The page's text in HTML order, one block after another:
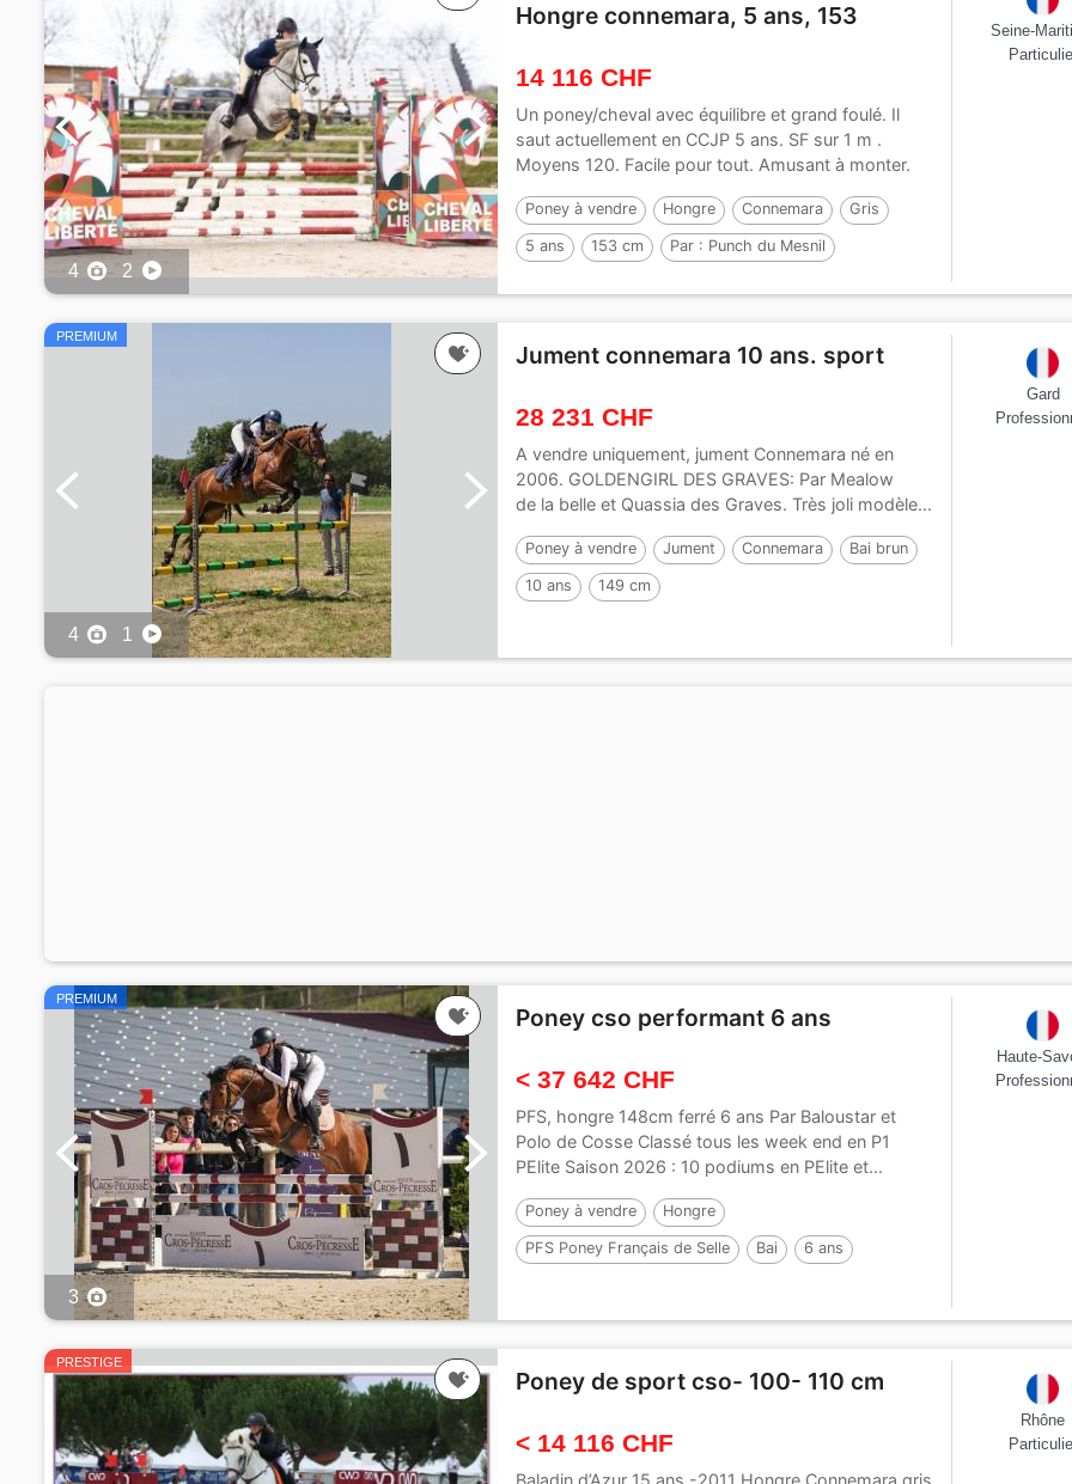
4 2
Hongre connemara, 5 ans, 153
14 116 CHF
Un poney/cheval avec équilibre et grand foulé. Il
saut actuellement en CCJP 5 ans. SF sur 1 m .
Moyens 120. Facile pour tout. Amusant à monter.
Poney à vendre Hongre Connemara Gris
5 ans 153 cm Par : Punch du Mesnil
Seine-
PREMIUM
4 1
Jument connemara 10 ans. sport
28 231 CHF
A vendre uniquement, jument Connemara né en
2006. GOLDENGIRL DES GRAVES: Par Mealow
de la belle et Quassia des Graves. Très joli modèle...
Poney à vendre Jument Connemara Bai brun
10 ans 149 cm
Gard
PREMIUM
3
Poney cso performant 6 ans
< 37 642 CHF
PFS, hongre 148cm ferré 6 ans Par Baloustar et
Polo de Cosse Classé tous les week end en P1
PElite Saison 2026 : 10 podiums en PElite et...
Poney à vendre Hongre
PFS Poney Français de Selle Bai 6 ans
Haute-
PRESTIGE
Poney de sport cso- 100- 110 cm
< 14 116 CHF
Rhône